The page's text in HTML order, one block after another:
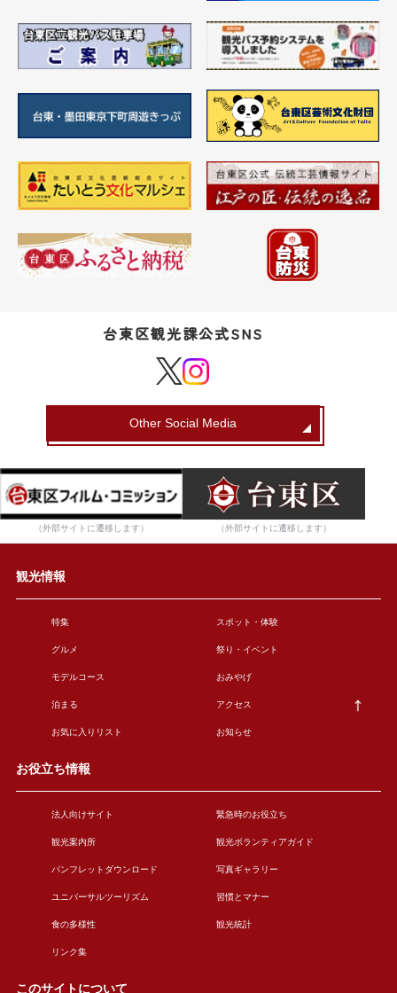
台東区観光課公式SNS
Other Social Media
（外部サイトに遷移します） （外部サイトに遷移します）
観光情報
特集 スポット・体験
グルメ 祭り・イベント
モデルコース おみやげ
泊まる アクセス
お気に入りリスト お知らせ
お役立ち情報
法人向けサイト 緊急時のお役立ち
観光案内所 観光ボランティアガイド
パンフレットダウンロード 写真ギャラリー
ユニバーサルツーリズム 習慣とマナー
食の多様性 観光統計
リンク集
このサイトについて